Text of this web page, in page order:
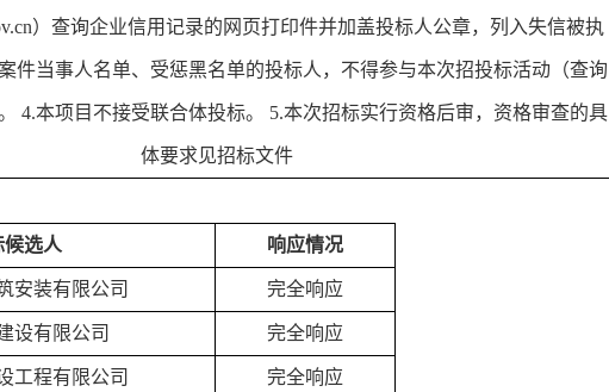
）查询企业信用记录的网页打印件并加盖投标人公章，列入失信被执
件当事人名单、受惩黑名单的投标人，不得参与本次招投标活动（查询
4.本项目不接受联合体投标。 5.本次招标实行资格后审，资格审查的具
体要求见招标文件
候选人 响应情况
安装有限公司 完全响应
设有限公司 完全响应
工程有限公司 完全响应